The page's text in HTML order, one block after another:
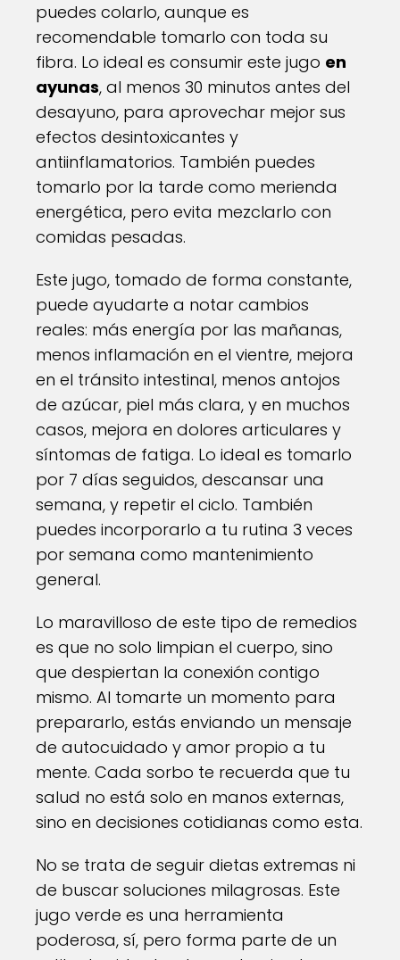
puedes colarlo, aunque es
recomendable tomarlo con toda su
fibra. Lo ideal es consumir este jugo en
ayunas, al menos 30 minutos antes del
desayuno, para aprovechar mejor sus
efectos desintoxicantes y
antiinflamatorios. También puedes
tomarlo por la tarde como merienda
energética, pero evita mezclarlo con
comidas pesadas.
Este jugo, tomado de forma constante,
puede ayudarte a notar cambios
reales: más energía por las mañanas,
menos inflamación en el vientre, mejora
en el tránsito intestinal, menos antojos
de azúcar, piel más clara, y en muchos
casos, mejora en dolores articulares y
síntomas de fatiga. Lo ideal es tomarlo
por 7 días seguidos, descansar una
semana, y repetir el ciclo. También
puedes incorporarlo a tu rutina 3 veces
por semana como mantenimiento
general.
Lo maravilloso de este tipo de remedios
es que no solo limpian el cuerpo, sino
que despiertan la conexión contigo
mismo. Al tomarte un momento para
prepararlo, estás enviando un mensaje
de autocuidado y amor propio a tu
mente. Cada sorbo te recuerda que tu
salud no está solo en manos externas,
sino en decisiones cotidianas como esta.
No se trata de seguir dietas extremas ni
de buscar soluciones milagrosas. Este
jugo verde es una herramienta
poderosa, sí, pero forma parte de un